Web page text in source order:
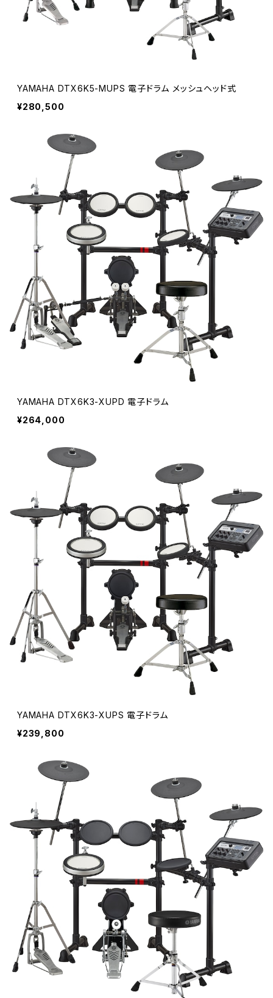
YAMAHA DTX6K5-MUPS 電子ドラム メッシュヘッド式
¥280,500
YAMAHA DTX6K3-XUPD 電子ドラム
¥264,000
YAMAHA DTX6K3-XUPS 電子ドラム
¥239,800